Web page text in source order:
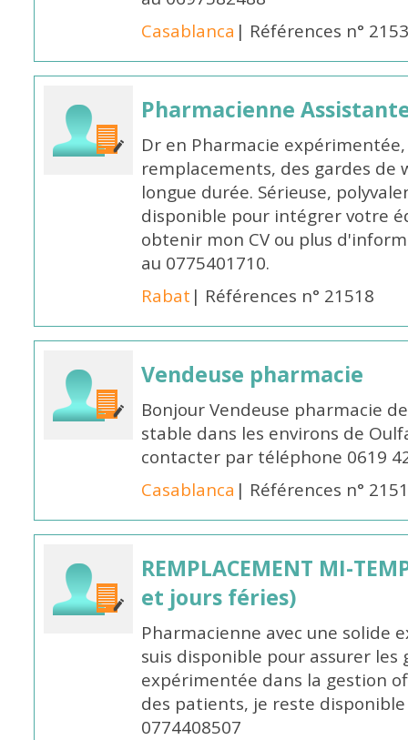
Casablanca | Références n°
Pharmacienne
Dr en Pharmacie
remplacements, des gardes de
longue durée. Sérieuse,
disponible pour intégrer votre
obtenir mon CV ou plus
au 0775401710.
Rabat | Références n° 21518
Vendeuse pharmacie
Bonjour Vendeuse pharmacie
stable dans les environs de
contacter par téléphone 0619
Casablanca | Références n°
REMPLACEMENT MI-
et jours féries)
Pharmacienne avec une solide
suis disponible pour assurer les
expérimentée dans la gestion
des patients, je reste
0774408507